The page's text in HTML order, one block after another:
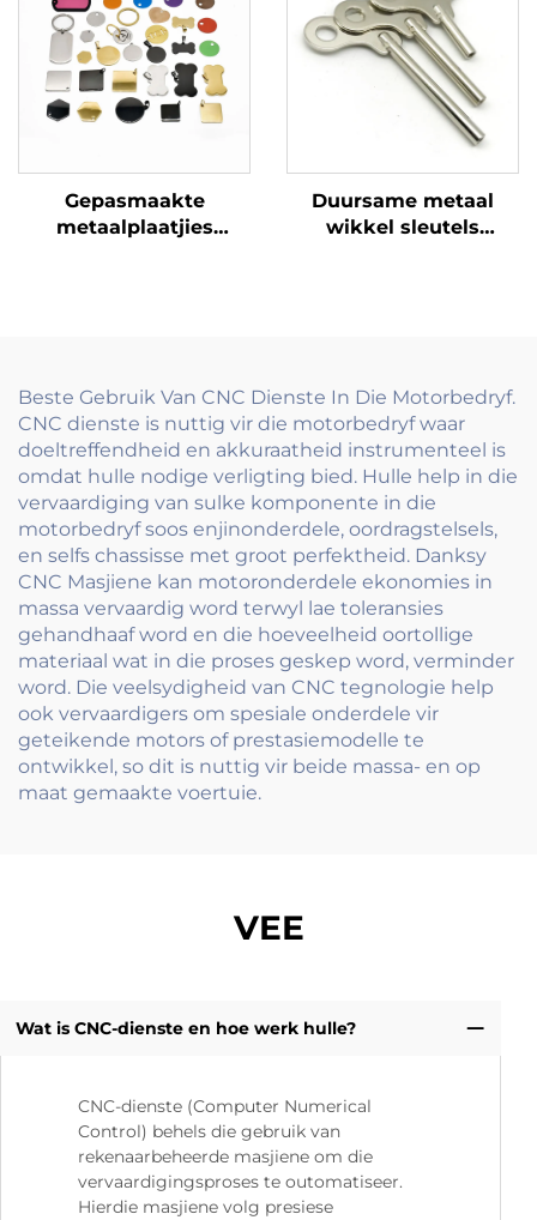
Gepasmaakte
metaalplaatjies
Duursame metaal
wikkel sleutels
Beste Gebruik Van CNC Dienste In Die Motorbedryf.
CNC dienste is nuttig vir die motorbedryf waar
doeltreffendheid en akkuraatheid instrumenteel is
omdat hulle nodige verligting bied. Hulle help in die
vervaardiging van sulke komponente in die
motorbedryf soos enjinonderdele, oordragstelsels,
en selfs chassisse met groot perfektheid. Danksy
CNC Masjiene kan motoronderdele ekonomies in
massa vervaardig word terwyl lae toleransies
gehandhaaf word en die hoeveelheid oortollige
materiaal wat in die proses geskep word, verminder
word. Die veelsydigheid van CNC tegnologie help
ook vervaardigers om spesiale onderdele vir
geteikende motors of prestasiemodelle te
ontwikkel, so dit is nuttig vir beide massa- en op
maat gemaakte voertuie.
VEE
Wat is CNC-dienste en hoe werk hulle?
CNC-dienste (Computer Numerical
Control) behels die gebruik van
rekenaarbeheerde masjiene om die
vervaardigingsproses te outomatiseer.
Hierdie masjiene volg presiese